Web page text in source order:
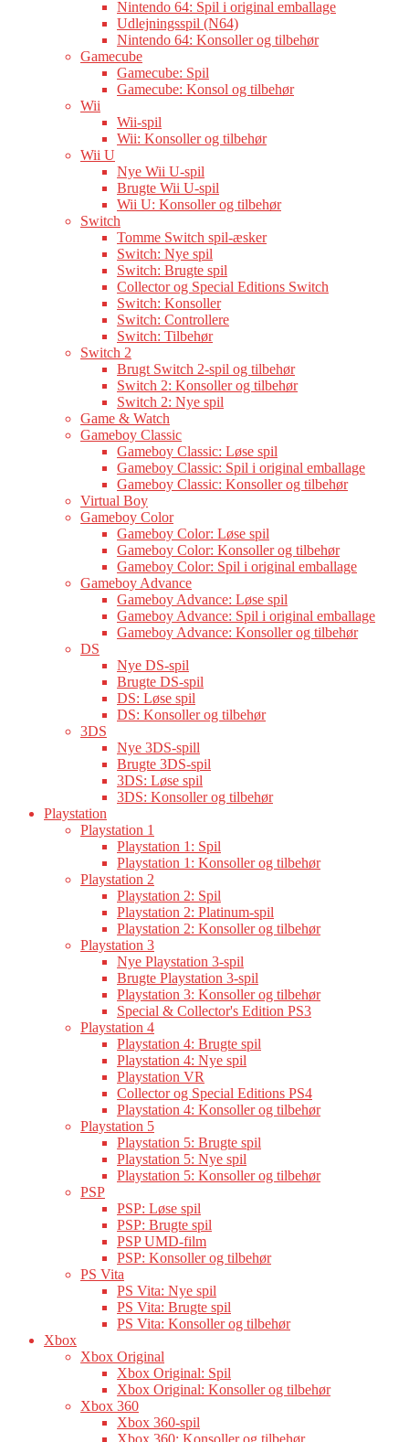
Nintendo 64: Spil i original emballage
Udlejningsspil (N64)
Nintendo 64: Konsoller og tilbehør
Gamecube
Gamecube: Spil
Gamecube: Konsol og tilbehør
Wii
Wii-spil
Wii: Konsoller og tilbehør
Wii U
Nye Wii U-spil
Brugte Wii U-spil
Wii U: Konsoller og tilbehør
Switch
Tomme Switch spil-æsker
Switch: Nye spil
Switch: Brugte spil
Collector og Special Editions Switch
Switch: Konsoller
Switch: Controllere
Switch: Tilbehør
Switch 2
Brugt Switch 2-spil og tilbehør
Switch 2: Konsoller og tilbehør
Switch 2: Nye spil
Game & Watch
Gameboy Classic
Gameboy Classic: Løse spil
Gameboy Classic: Spil i original emballage
Gameboy Classic: Konsoller og tilbehør
Virtual Boy
Gameboy Color
Gameboy Color: Løse spil
Gameboy Color: Konsoller og tilbehør
Gameboy Color: Spil i original emballage
Gameboy Advance
Gameboy Advance: Løse spil
Gameboy Advance: Spil i original emballage
Gameboy Advance: Konsoller og tilbehør
DS
Nye DS-spil
Brugte DS-spil
DS: Løse spil
DS: Konsoller og tilbehør
3DS
Nye 3DS-spill
Brugte 3DS-spil
3DS: Løse spil
3DS: Konsoller og tilbehør
Playstation
Playstation 1
Playstation 1: Spil
Playstation 1: Konsoller og tilbehør
Playstation 2
Playstation 2: Spil
Playstation 2: Platinum-spil
Playstation 2: Konsoller og tilbehør
Playstation 3
Nye Playstation 3-spil
Brugte Playstation 3-spil
Playstation 3: Konsoller og tilbehør
Special & Collector's Edition PS3
Playstation 4
Playstation 4: Brugte spil
Playstation 4: Nye spil
Playstation VR
Collector og Special Editions PS4
Playstation 4: Konsoller og tilbehør
Playstation 5
Playstation 5: Brugte spil
Playstation 5: Nye spil
Playstation 5: Konsoller og tilbehør
PSP
PSP: Løse spil
PSP: Brugte spil
PSP UMD-film
PSP: Konsoller og tilbehør
PS Vita
PS Vita: Nye spil
PS Vita: Brugte spil
PS Vita: Konsoller og tilbehør
Xbox
Xbox Original
Xbox Original: Spil
Xbox Original: Konsoller og tilbehør
Xbox 360
Xbox 360-spil